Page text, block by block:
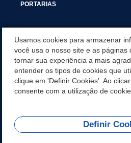
PORTARIAS
CONCURSO/PSS/CONVOCAÇÃO
INCENTIVOS PÚBLICOS À
MARTINS PR
REDES SOCIAIS
Usamos cookies para armazenar
você usa o nosso site e as páginas
tornar sua experiência a mais
entender os tipos de cookies que
clique em 'Definir Cookies'. Ao
consente com a utilização de
Definir